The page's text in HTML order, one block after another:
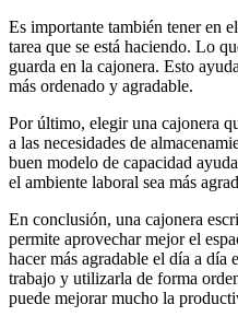
Es importante también tener en
tarea que se está haciendo. Lo
guarda en la cajonera. Esto
más ordenado y agradable.
Por último, elegir una cajonera
a las necesidades de
buen modelo de capacidad
el ambiente laboral sea más
En conclusión, una cajonera
permite aprovechar mejor el
hacer más agradable el día a día
trabajo y utilizarla de forma
puede mejorar mucho la